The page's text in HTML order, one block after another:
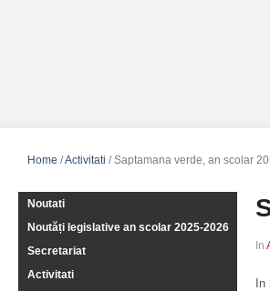
Home /Activitati /Saptamana verde, an scolar
In
In
Noutati
Noutăți legislative an scolar 2025-2026
Secretariat
Activitati